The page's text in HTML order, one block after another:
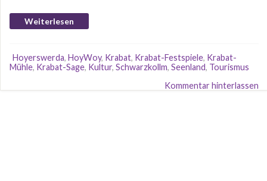
Weiterlesen
Hoyerswerda, HoyWoy, Krabat, Krabat-Festspiele, Krabat-
Mühle, Krabat-Sage, Kultur, Schwarzkollm, Seenland, Tourismus
Kommentar hinterlassen